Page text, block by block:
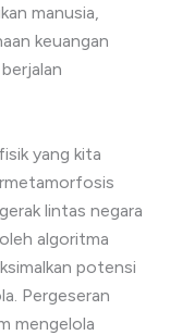
manusia,
keuangan
yang kita
lintas negara
algoritma
potensi
Pergeseran
mengelola